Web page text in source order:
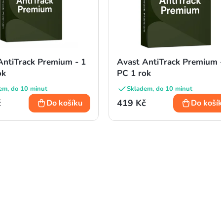
Premium - 1
do 10 minut
Do košíku
Avast AntiTrack Premium
PC 1 rok
Skladem, do 10 minut
419 Kč Do